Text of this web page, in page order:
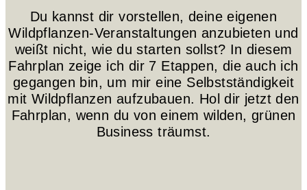
Du kannst dir vorstellen, deine eigenen
Wildpflanzen-Veranstaltungen anzubieten und
weißt nicht, wie du starten sollst? In diesem
Fahrplan zeige ich dir 7 Etappen, die auch ich
gegangen bin, um mir eine Selbstständigkeit
mit Wildpflanzen aufzubauen. Hol dir jetzt den
Fahrplan, wenn du von einem wilden, grünen
Business träumst.